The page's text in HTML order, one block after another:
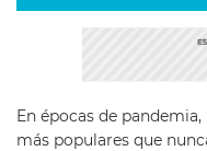
En épocas de
más populares que